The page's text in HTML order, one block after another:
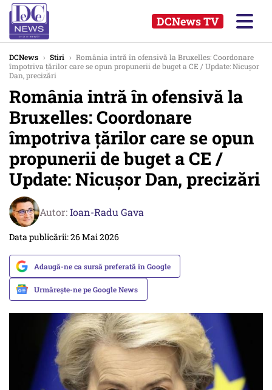
DCNews TV
DCNews › Stiri › România intră în ofensivă la Bruxelles: Coordonare
împotriva țărilor care se opun propunerii de buget a CE / Update: Nicușor
Dan, precizări
România intră în ofensivă la
Bruxelles: Coordonare
împotriva țărilor care se opun
propunerii de buget a CE /
Update: Nicușor Dan, precizări
Autor:Ioan-Radu Gava
Data publicării: 26 Mai 2026
Adaugă-ne ca sursă preferată în Google
Urmărește-ne pe Google News